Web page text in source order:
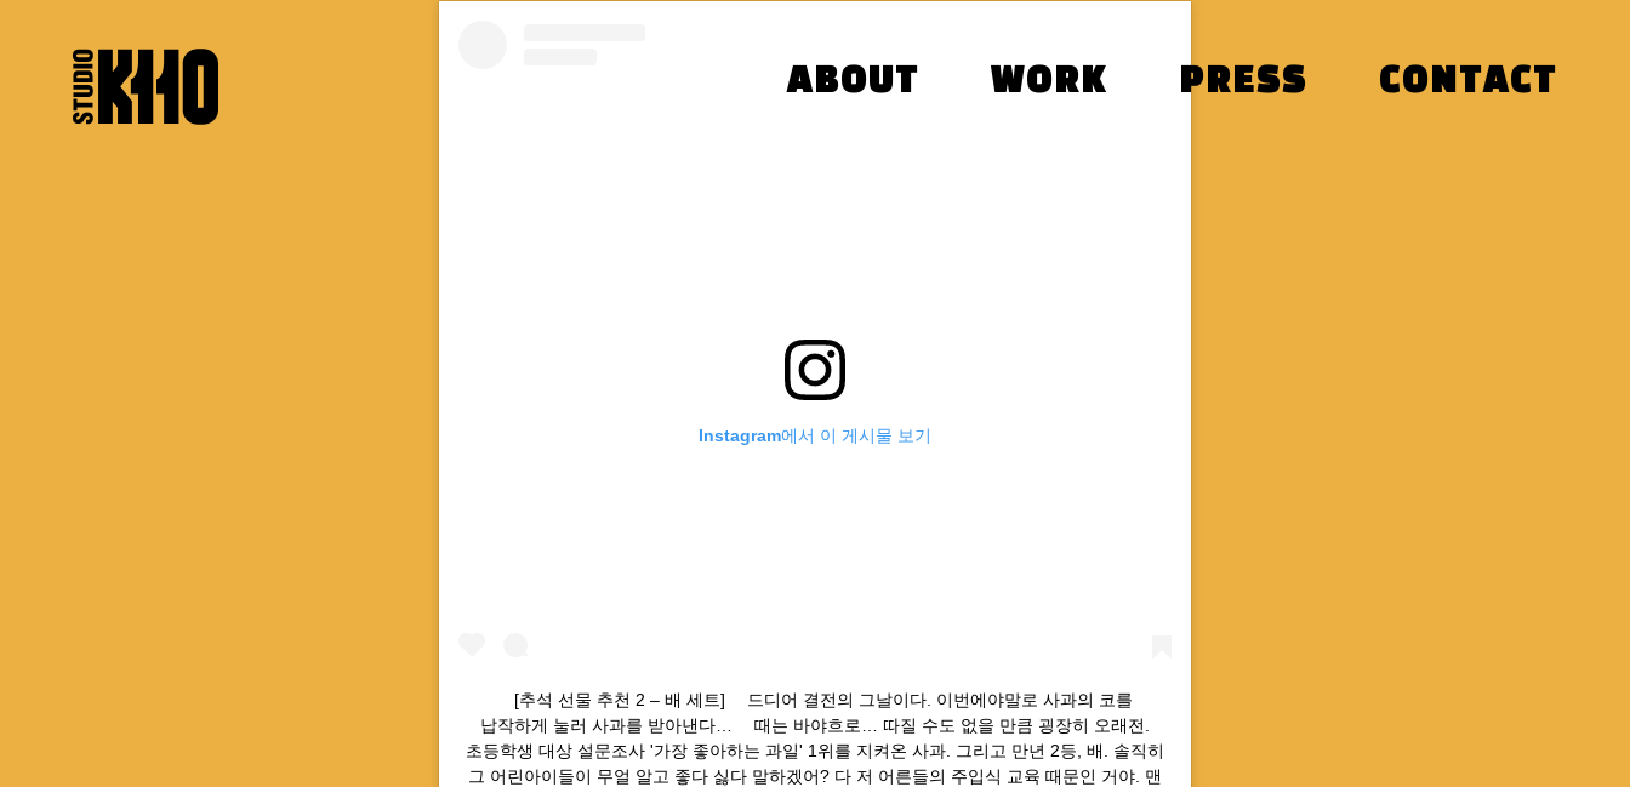
ABOUT WORK PRESS CONTACT
Instagram에서 이 게시물 보기
⠀ [추석 선물 추천 2 – 배 세트] ⠀ 드디어 결전의 그날이다. 이번에야말로 사과의 코를
납작하게 눌러 사과를 받아낸다… ⠀ 때는 바야흐로… 따질 수도 없을 만큼 굉장히 오래전.
초등학생 대상 설문조사 '가장 좋아하는 과일' 1위를 지켜온 사과. 그리고 만년 2등, 배. 솔직히
그 어린아이들이 무얼 알고 좋다 싫다 말하겠어? 다 저 어른들의 주입식 교육 때문인 거야. 맨